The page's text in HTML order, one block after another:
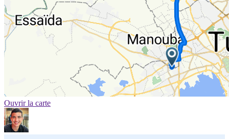
Ouvrir la carte